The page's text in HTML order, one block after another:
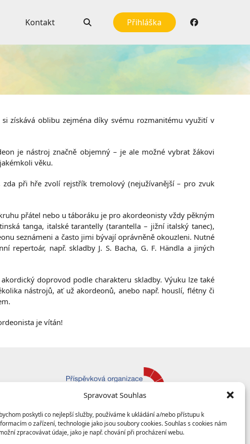
Spravovat Souhlas
poskytli co nejlepší služby, používáme k ukládání a/nebo přístupu k
o zařízení, technologie jako jsou soubory cookies. Souhlas s cookies nám
zpracovávat údaje, jako je např. chování při procházení webu.
Kontakt Přihláška
získává oblibu zejména díky svému rozmanitému využití v
je nástroj značně objemný – je ale možné vybrat žákovi
věku.
při hře zvolí rejstřík tremolový (nejužívanější – pro zvuk
přátel nebo u táboráku je pro akordeonisty vždy pěkným
tanga, italské tarantelly (tarantella – jižní italský tanec),
seznámeni a často jimi bývají oprávněně okouzleni. Nutné
např. skladby J. S. Bacha, G. F. Händla a jiných
doprovod podle charakteru skladby. Výuku lze také
nástrojů, ať už akordeonů, anebo např. houslí, flétny či
je vítán!